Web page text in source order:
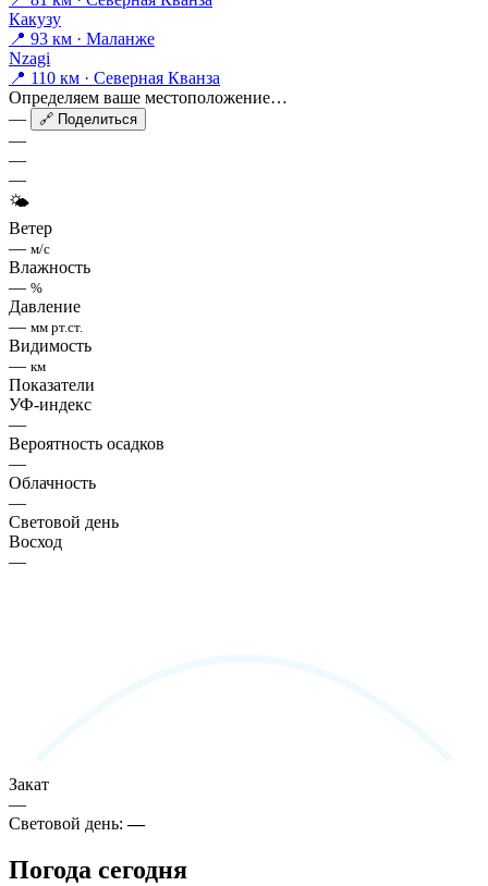
Какузу
📍 93 км · Маланже
Nzagi
📍 110 км · Северная Кванза
Определяем ваше местоположение…
—
🔗 Поделиться
—
—
—
🌤
Ветер
— м/с
Влажность
— %
Давление
— мм рт.ст.
Видимость
— км
Показатели
УФ-индекс
—
Вероятность осадков
—
Облачность
—
Световой день
Восход
—
Закат
—
Световой день:—
Погода сегодня